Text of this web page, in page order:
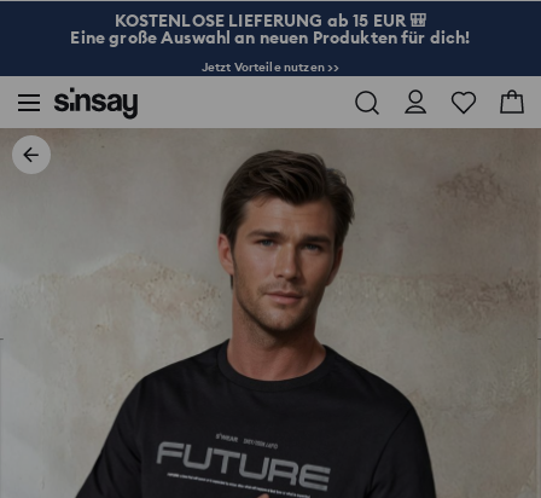
KOSTENLOSE LIEFERUNG ab 15 EUR 🎒
Eine große Auswahl an neuen Produkten für dich!
Jetzt Vorteile nutzen >>